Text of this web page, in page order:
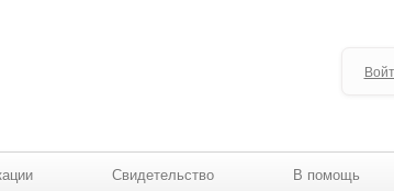
Свидетельство В помощь